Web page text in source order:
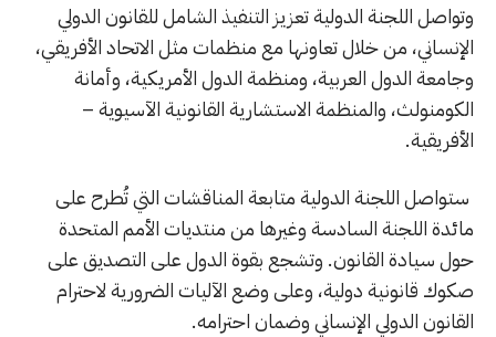
وتواصل اللجنة الدولية تعزيز التنفيذ الشامل للقانون الدولي
الإنساني، من خلال تعاونها مع منظمات مثل الاتحاد الأفريقي،
وجامعة الدول العربية، ومنظمة الدول الأمريكية، وأمانة
الكومنولث، والمنظمة الاستشارية القانونية الآسيوية –
الأفريقية.
ستواصل اللجنة الدولية متابعة المناقشات التي تُطرح على
مائدة اللجنة السادسة وغيرها من منتديات الأمم المتحدة
حول سيادة القانون. وتشجع بقوة الدول على التصديق على
صكوك قانونية دولية، وعلى وضع الآليات الضرورية لاحترام
القانون الدولي الإنساني وضمان احترامه.